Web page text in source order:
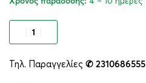
Τηλ. Παραγγελίες ✆ 2310686555